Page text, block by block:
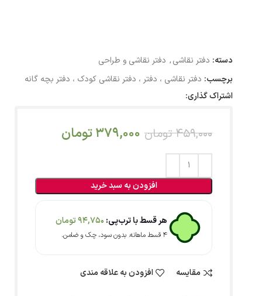
دسته: دفتر نقاشی, دفتر نقاشی و طراحی
برچسب: دفتر نقاشی ، دفتر ، دفتر نقاشی کودک ، دفتر بچه گانه
اشتراک گذاری:
459,000 تومان 379,000تومان
افزودن به سبد خرید
هر قسط با ترب‌پی: 94,750تومان
۴ قسط ماهانه. بدون سود، چک و ضامن.
مقایسه افزودن به علاقه مندی